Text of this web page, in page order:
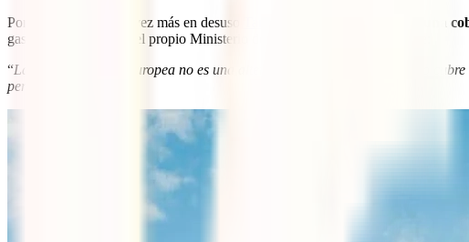
Por otro lado, la cada vez más en desuso
una
gastos. Por ello, hasta el propio Ministerio de Asuntos Exteriores advierte:
“La tarjeta sanitaria europea no es una alternativa al seguro de viaje. No
pertenencias.